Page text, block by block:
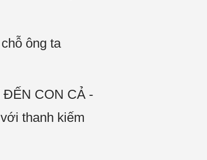
ông ta
ĐẾN CON CẢ -
thanh kiếm